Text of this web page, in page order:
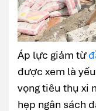
Áp lực giảm từ
được xem là
vọng tiêu thụ xi
hẹp ngân sách